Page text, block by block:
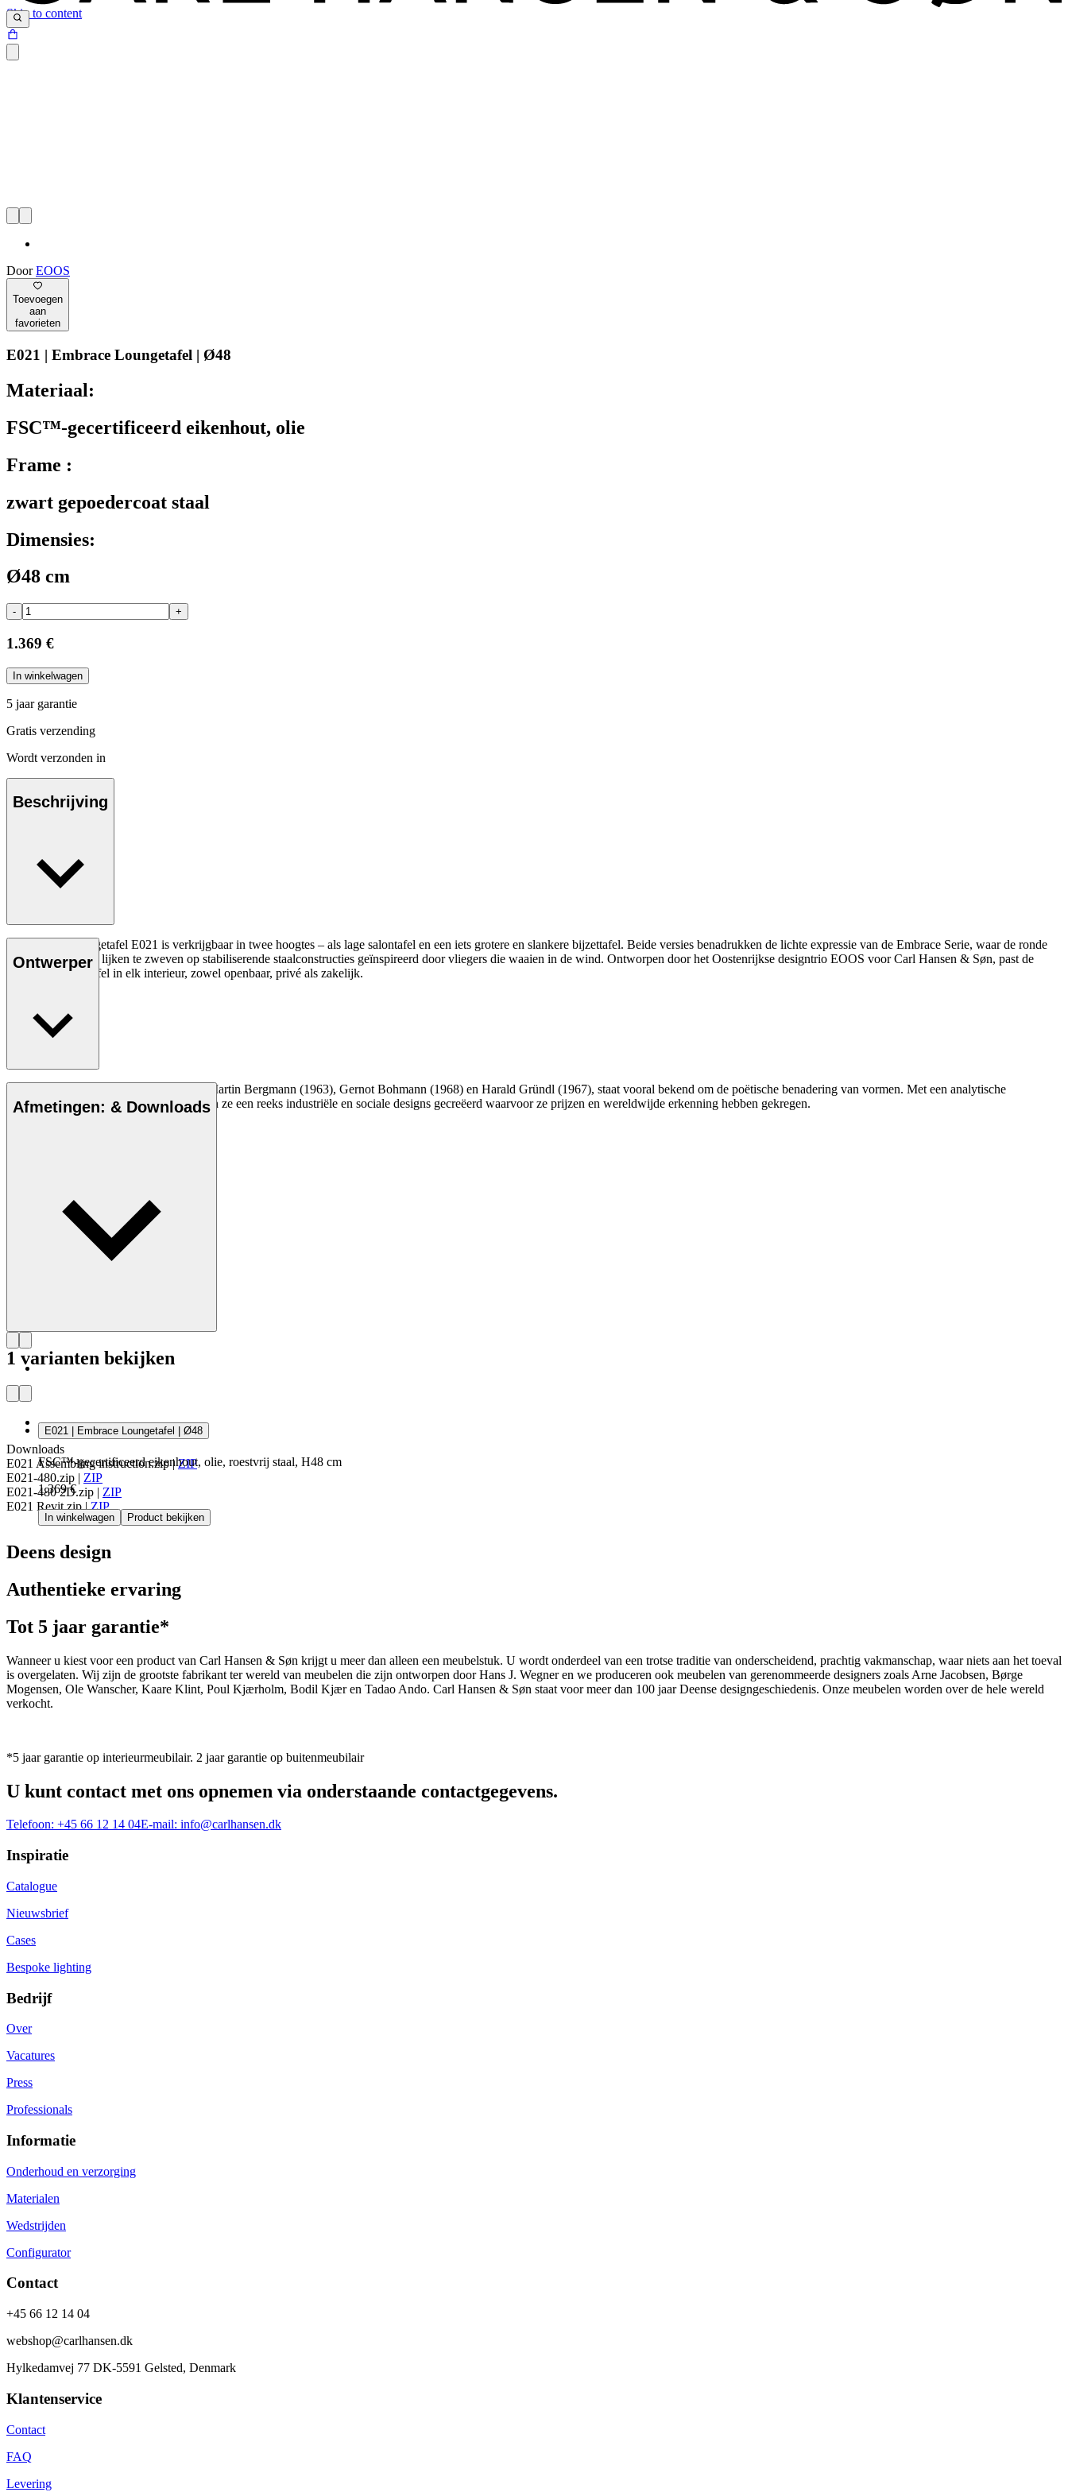
Skip to content
DoorEOOS
Toevoegen
aan
favorieten
E021 | Embrace Loungetafel | Ø48
Materiaal:
FSC™-gecertificeerd eikenhout, olie
Frame :
zwart gepoedercoat staal
Dimensies:
Ø48 cm
- +
1.369 €
In winkelwagen
5 jaar garantie
Gratis verzending
Wordt verzonden in
Beschrijving
De Embrace loungetafel E021 is verkrijgbaar in twee hoogtes – als lage salontafel en een iets grotere en slankere bijzettafel. Beide versies benadrukken de lichte expressie van de Embrace Serie, waar de ronde
houten tafelbladen lijken te zweven op stabiliserende staalconstructies geïnspireerd door vliegers die waaien in de wind. Ontworpen door het Oostenrijkse designtrio EOOS voor Carl Hansen & Søn, past de
Embrace loungetafel in elk interieur, zowel openbaar, privé als zakelijk.
Ontwerper
De designstudio EOOS, opgericht door Martin Bergmann (1963), Gernot Bohmann (1968) en Harald Gründl (1967), staat vooral bekend om de poëtische benadering van vormen. Met een analytische
benadering van het ontwerpproces hebben ze een reeks industriële en sociale designs gecreëerd waarvoor ze prijzen en wereldwijde erkenning hebben gekregen.
Afmetingen: & Downloads
Downloads
E021 Assembling instruction.zip|ZIP
E021-480.zip | ZIP
E021-480 2D.zip | ZIP
E021 Revit.zip|ZIP
1 varianten bekijken
E021 | Embrace Loungetafel | Ø48
FSC™-gecertificeerd eikenhout, olie, roestvrij staal, H48 cm
1.369 €
In winkelwagen Product bekijken
Deens design
Authentieke ervaring
Tot 5 jaar garantie*
Wanneer u kiest voor een product van Carl Hansen & Søn krijgt u meer dan alleen een meubelstuk. U wordt onderdeel van een trotse traditie van onderscheidend, prachtig vakmanschap, waar niets aan het toeval
is overgelaten. Wij zijn de grootste fabrikant ter wereld van meubelen die zijn ontworpen door Hans J. Wegner en we produceren ook meubelen van gerenommeerde designers zoals Arne Jacobsen, Børge
Mogensen, Ole Wanscher, Kaare Klint, Poul Kjærholm, Bodil Kjær en Tadao Ando. Carl Hansen & Søn staat voor meer dan 100 jaar Deense designgeschiedenis. Onze meubelen worden over de hele wereld
verkocht.
*5 jaar garantie op interieurmeubilair. 2 jaar garantie op buitenmeubilair
U kunt contact met ons opnemen via onderstaande contactgegevens.
Telefoon: +45 66 12 14 04E-mail: info@carlhansen.dk
Inspiratie
Catalogue
Nieuwsbrief
Cases
Bespoke lighting
Bedrijf
Over
Vacatures
Press
Professionals
Informatie
Onderhoud en verzorging
Materialen
Wedstrijden
Configurator
Contact
+45 66 12 14 04
webshop@carlhansen.dk
Hylkedamvej 77 DK-5591 Gelsted, Denmark
Klantenservice
Contact
FAQ
Levering